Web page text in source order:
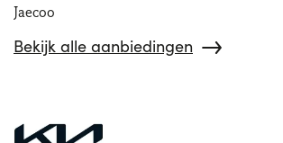
Jaecoo
Bekijk alle aanbiedingen